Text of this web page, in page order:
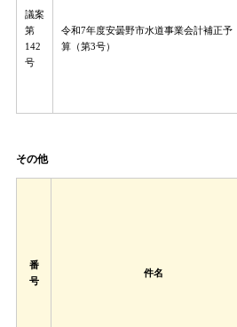
議案
第
142
号
令和7年度安曇野市水道事業会計補正予
算（第3号）
その他
番
号
件名